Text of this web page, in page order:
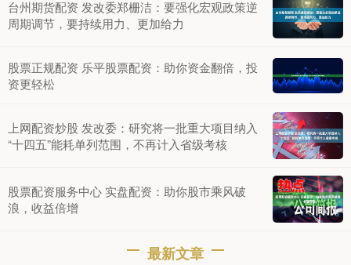
台州期货配资 发改委郑栅洁：要强化宏观政策逆
周期调节，要持续用力、更加给力
股票正规配资 乐平股票配资：助你资金翻倍，投
资更轻松
上网配资炒股 发改委：研究将一批重大项目纳入
“十四五”能耗单列范围，不再计入省级考核
股票配资服务中心 实盘配资：助你股市乘风破
浪，收益倍增
最新文章